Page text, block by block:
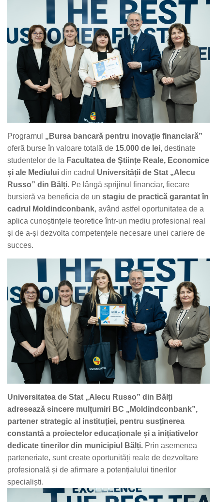
Programul „Bursa bancară pentru inovație financiară”
oferă burse în valoare totală de 15.000 de lei, destinate
studentelor de la Facultatea de Științe Reale, Economice
și ale Mediului din cadrul Universității de Stat „Alecu
Russo” din Bălți. Pe lângă sprijinul financiar, fiecare
bursieră va beneficia de un stagiu de practică garantat în
cadrul Moldindconbank, având astfel oportunitatea de a
aplica cunoștințele teoretice într-un mediu profesional real
și de a-și dezvolta competențele necesare unei cariere de
succes.
Universitatea de Stat „Alecu Russo” din Bălți
adresează sincere mulțumiri BC „Moldindconbank”,
partener strategic al instituției, pentru susținerea
constantă a proiectelor educaționale și a inițiativelor
dedicate tinerilor din municipiul Bălți. Prin asemenea
parteneriate, sunt create oportunități reale de dezvoltare
profesională și de afirmare a potențialului tinerilor
specialiști.